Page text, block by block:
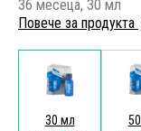
36 месеца, 30 мл
Повече за продукта
30 мл